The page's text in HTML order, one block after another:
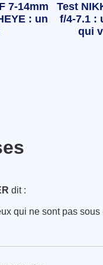
7-14mm
: un
Test
f/4-7.1 :
qui
dit :
qui ne sont pas sous